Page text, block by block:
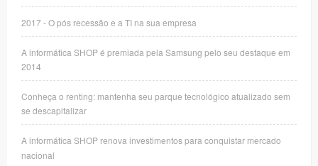
2017 - O pós recessão e a TI na sua empresa
A informática SHOP é premiada pela Samsung pelo seu destaque em
2014
Conheça o renting: mantenha seu parque tecnológico atualizado sem
se descapitalizar
A informática SHOP renova investimentos para conquistar mercado
nacional